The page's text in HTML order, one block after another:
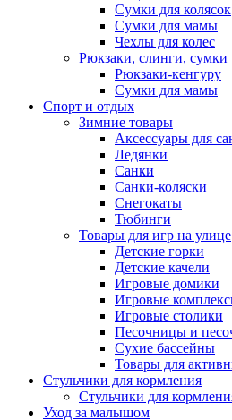
Сумки для колясок
Сумки для мамы
Чехлы для колес
Рюкзаки, слинги, сумки
Рюкзаки-кенгуру
Сумки для мамы
Спорт и отдых
Зимние товары
Аксессуары для
Ледянки
Санки
Санки-коляски
Снегокаты
Тюбинги
Товары для игр на улице
Детские горки
Детские качели
Игровые домики
Игровые
Игровые столики
Песочницы и
Сухие бассейны
Товары для
Стульчики для кормления
Стульчики для
Уход за малышом